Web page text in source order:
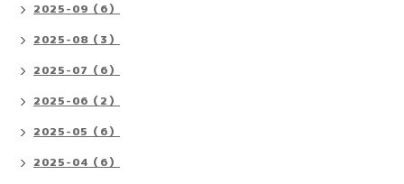
2025-09（6）
2025-08（3）
2025-07（6）
2025-06（2）
2025-05（6）
2025-04（6）